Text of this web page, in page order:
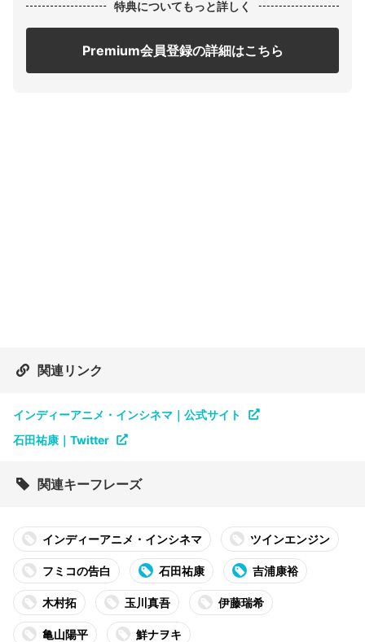
特典についてもっと詳しく
Premium会員登録の詳細はこちら
関連リンク
インディーアニメ・インシネマ｜公式サイト
石田祐康｜Twitter
関連キーフレーズ
インディーアニメ・インシネマ ツインエンジン
フミコの告白 石田祐康 吉浦康裕
木村拓 玉川真吾 伊藤瑞希
亀山陽平 鮮ナヲキ